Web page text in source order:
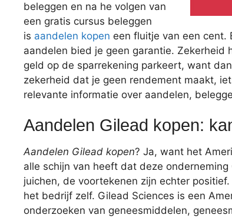
beleggen en na he volgen van
een gratis cursus beleggen
is aandelen kopen een fluitje van een cent.
aandelen bied je geen garantie. Zekerheid
geld op de sparrekening parkeert, want
zekerheid dat je geen rendement maakt,
relevante informatie over aandelen,
Aandelen Gilead kopen:
Aandelen Gilead kopen? Ja, want het
alle schijn van heeft dat deze
juichen, de voortekenen zijn echter
het bedrijf zelf. Gilead Sciences is een
onderzoeken van geneesmiddelen,